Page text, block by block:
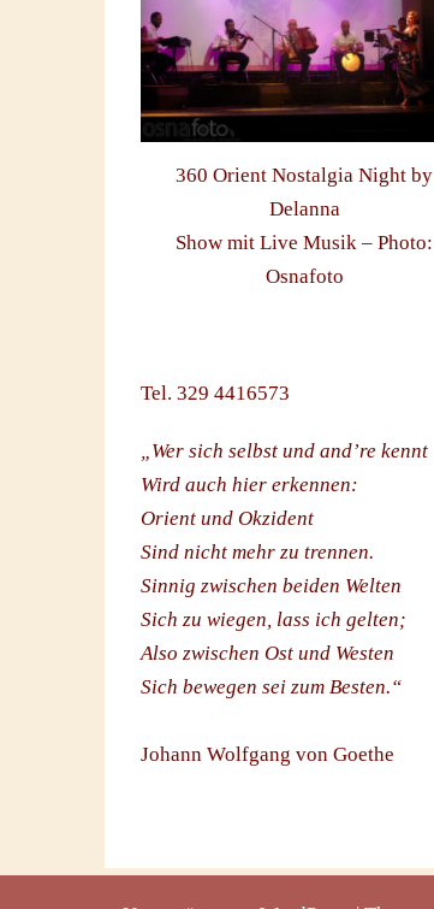
360 Orient Nostalgia Night by
Delanna
Show mit Live Musik – Photo:
Osnafoto
Tel. 329 4416573
„Wer sich selbst und and’re kennt
Wird auch hier erkennen:
Orient und Okzident
Sind nicht mehr zu trennen.
Sinnig zwischen beiden Welten
Sich zu wiegen, lass ich gelten;
Also zwischen Ost und Westen
Sich bewegen sei zum Besten.“
Johann Wolfgang von Goethe